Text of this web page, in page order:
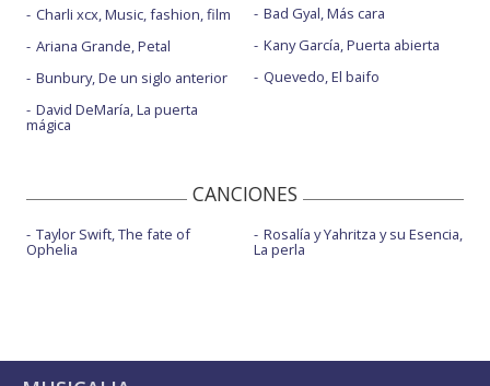
Charli xcx, Music, fashion, film
Ariana Grande, Petal
Bunbury, De un siglo anterior
David DeMaría, La puerta
mágica
Bad Gyal, Más cara
Kany García, Puerta abierta
Quevedo, El baifo
CANCIONES
Taylor Swift, The fate of
Ophelia
Rosalía y Yahritza y su Esencia,
La perla